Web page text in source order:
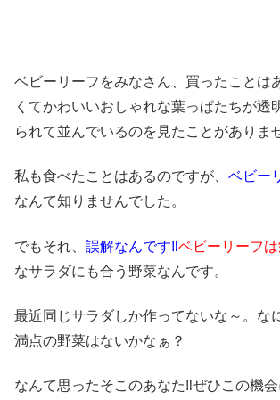
ベビーリーフをみなさん、買ったことは
くてかわいいおしゃれな葉っぱたちが透
られて並んでいるのを見たことがありま
私も食べたことはあるのですが、 ベビー
なんて知りませんでした。
でもそれ、 誤解なんです‼ベビーリーフ
なサラダにも合う野菜なんです。
最近同じサラダしか作ってないな～。な
満点の野菜はないかなぁ？
なんて思ったそこのあなた‼ぜひこの機